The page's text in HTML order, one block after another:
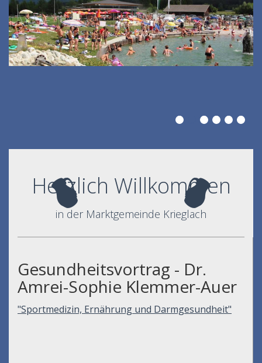
Herzlich Willkommen
in der Marktgemeinde Krieglach
Gesundheitsvortrag - Dr.
Amrei-Sophie Klemmer-Auer
"Sportmedizin, Ernährung und Darmgesundheit"